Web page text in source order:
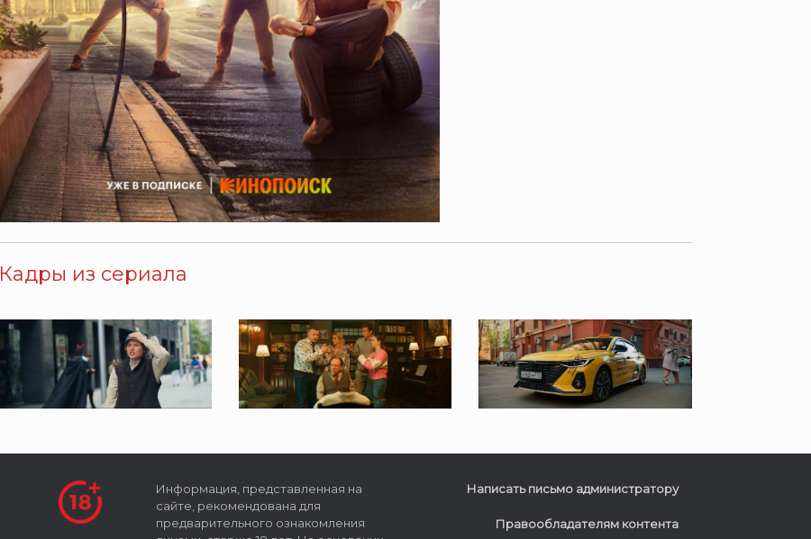
Кадры из сериала
Информация, представленная на
сайте, рекомендована для
предварительного ознакомления
Написать письмо администратору
Правообладателям контента